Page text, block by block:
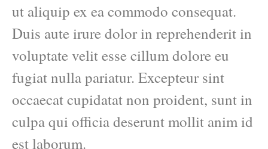
ut aliquip ex ea commodo consequat.
Duis aute irure dolor in reprehenderit in
voluptate velit esse cillum dolore eu
fugiat nulla pariatur. Excepteur sint
occaecat cupidatat non proident, sunt in
culpa qui officia deserunt mollit anim id
est laborum.